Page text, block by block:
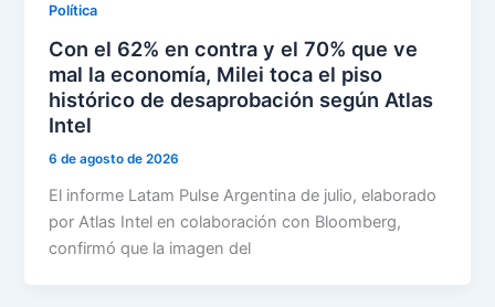
Política
Con el 62% en contra y el 70% que ve
mal la economía, Milei toca el piso
histórico de desaprobación según Atlas
Intel
6 de agosto de 2026
El informe Latam Pulse Argentina de julio, elaborado
por Atlas Intel en colaboración con Bloomberg,
confirmó que la imagen del